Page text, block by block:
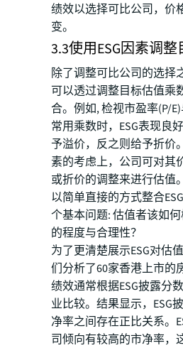
绩效以选择可比公司，价
变。
3.3使用ESG因素调
除了调整可比公司的选择
可以透过调整目标估值乘
合。例如, 检视市盈率(P/
常用乘数时，ESG表现良
予溢价，反之则给予折价
素的考虑上，公司可对其
或折价的调整来进行估值
以简单直接的方式整合
个基本问题: 估值者该如
的程度与合理性？
为了更清楚展示ESG对估
们分析了60家香港上市的
绩效通常根据ESG披露分
业比较。结果显示，ESG
净率之间存在正比关系。
司倾向有较高的市净率，